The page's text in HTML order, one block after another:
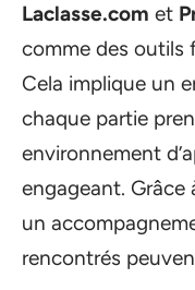
Laclasse.com et
comme des outils
Cela implique un
chaque partie
environnement
engageant. Grâce
un
rencontrés